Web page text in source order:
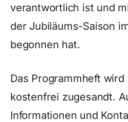
verantwortlich ist und
der Jubiläums-Saison
begonnen hat.
Das Programmheft wird
kostenfrei zugesandt.
Informationen und